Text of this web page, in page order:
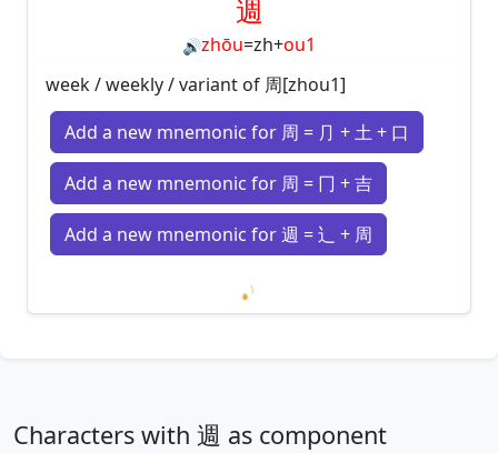
週
🔊zhōu=zh+ou1
week / weekly / variant of 周[zhou1]
Add a new mnemonic for 周 = ⺆ + 土 + 口
Add a new mnemonic for 周 = 冂 + 吉
Add a new mnemonic for 週 = 辶 + 周
Loading mnemonics…
Characters with 週 as component